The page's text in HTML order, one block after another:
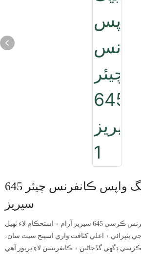
ٿلهي نرم بيگ واپس ڪانفرنس چيئر 645
سيريز
ٿلهي نرم بيگ واپس ڪانفرنس ڪرسي 645 سيريز آرام ۽ استحڪام لاء ٺهيل
پٺڀرائي ۽ اعلي کثافت واري اسپنج سيٽ سان،
ڊگھي گڏجاڻين ۽ ڪانفرنسن لاءِ ڀرپور آهي